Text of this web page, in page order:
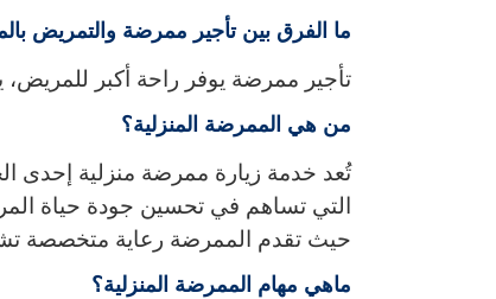
ما الفرق بين تأجير ممرضة والتمريض
تأجير ممرضة يوفر راحة أكبر للمريض،
من هي الممرضة المنزلية؟
تُعد خدمة زيارة ممرضة منزلية إحدى
التي تساهم في تحسين جودة حياة
حيث تقدم الممرضة رعاية متخصصة تشمل
ماهي مهام الممرضة المنزلية؟